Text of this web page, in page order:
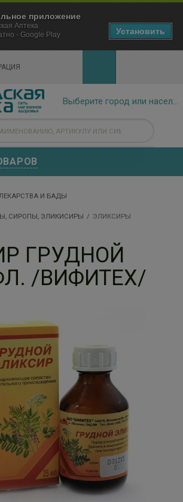
И БАДЫ
СИРОПЫ, ЭЛИКИСИРЫ ЭЛИКСИРЫ
ГРУДНОЙ
/ВИФИТЕХ/
приложение
Аптека
- Google Play
Установить